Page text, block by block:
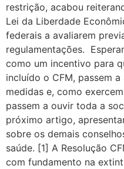
restrição, acabou
Lei da Liberdade
federais a avaliarem
regulamentações.
como um incentivo para
incluído o CFM, passem
medidas e, como
passem a ouvir toda a
próximo artigo,
sobre os demais
saúde. [1] A Resolução
com fundamento na